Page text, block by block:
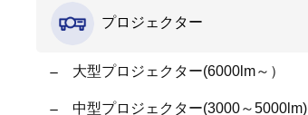
プロジェクター
大型プロジェクター(6000lm～）
中型プロジェクター(3000～5000lm)